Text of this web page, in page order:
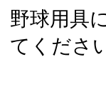
野球用具
てくださ